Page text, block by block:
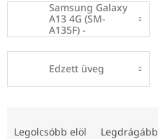
Samsung Galaxy
A13 4G (SM-
A135F) -
Képernyők
Edzett üveg
Legolcsóbb elöl Legdrágább